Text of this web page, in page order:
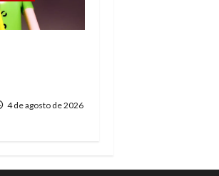
4 de agosto de 2026